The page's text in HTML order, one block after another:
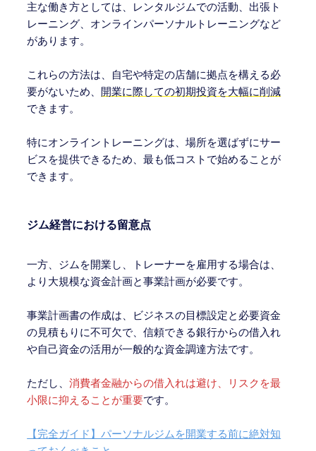
主な働き方としては、レンタルジムでの活動、出張ト
レーニング、オンラインパーソナルトレーニングなど
があります。
これらの方法は、自宅や特定の店舗に拠点を構える必
要がないため、 開業に際しての初期投資を大幅に削減
できます。
特にオンライントレーニングは、場所を選ばずにサー
ビスを提供できるため、最も低コストで始めることが
できます。
ジム経営における留意点
一方、ジムを開業し、トレーナーを雇用する場合は、
より大規模な資金計画と事業計画が必要です。
事業計画書の作成は、ビジネスの目標設定と必要資金
の見積もりに不可欠で、信頼できる銀行からの借入れ
や自己資金の活用が一般的な資金調達方法です。
ただし、消費者金融からの借入れは避け、リスクを最
小限に抑えることが重要です。
【完全ガイド】パーソナルジムを開業する前に絶対知